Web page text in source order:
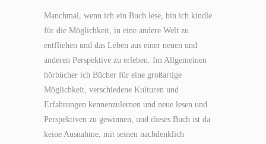
Manchmal, wenn ich ein Buch lese, bin ich kindle
für die Möglichkeit, in eine andere Welt zu
entfliehen und das Leben aus einer neuen und
anderen Perspektive zu erleben. Im Allgemeinen
hörbücher ich Bücher für eine großartige
Möglichkeit, verschiedene Kulturen und
Erfahrungen kennenzulernen und neue lesen und
Perspektiven zu gewinnen, und dieses Buch ist da
keine Ausnahme, mit seinen nachdenklich